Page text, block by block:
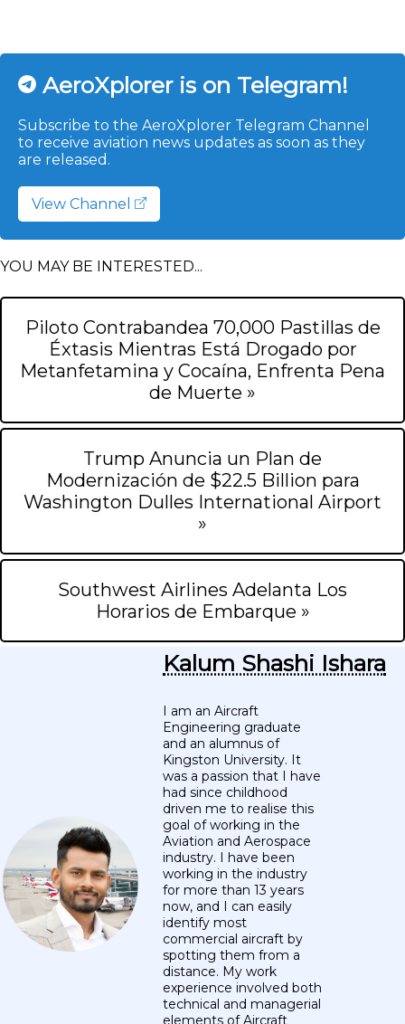
AeroXplorer is on Telegram!
Subscribe to the AeroXplorer Telegram Channel
to receive aviation news updates as soon as they
are released.
View Channel
YOU MAY BE INTERESTED...
Piloto Contrabandea 70,000 Pastillas de
Éxtasis Mientras Está Drogado por
Metanfetamina y Cocaína, Enfrenta Pena
de Muerte »
Trump Anuncia un Plan de
Modernización de $22.5 Billion para
Washington Dulles International Airport
»
Southwest Airlines Adelanta Los
Horarios de Embarque »
Kalum Shashi Ishara
I am an Aircraft
Engineering graduate
and an alumnus of
Kingston University. It
was a passion that I have
had since childhood
driven me to realise this
goal of working in the
Aviation and Aerospace
industry. I have been
working in the industry
for more than 13 years
now, and I can easily
identify most
commercial aircraft by
spotting them from a
distance. My work
experience involved both
technical and managerial
elements of Aircraft